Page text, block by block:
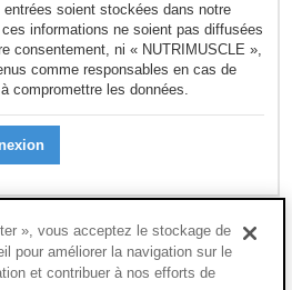
soient stockées dans notre
informations ne soient pas diffusées
consentement, ni « NUTRIMUSCLE »,
comme responsables en cas de
compromettre les données.
LES COOKIES DU FORUM- FAQ
», vous acceptez le stockage de
pour améliorer la navigation sur le
et contribuer à nos efforts de